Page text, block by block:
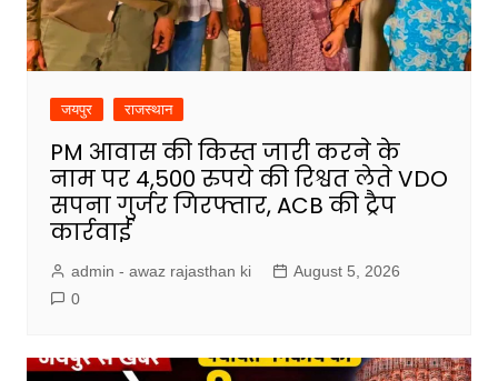
जयपुर राजस्थान
PM आवास की किस्त जारी करने के
नाम पर 4,500 रुपये की रिश्वत लेते VDO
सपना गुर्जर गिरफ्तार, ACB की ट्रैप
कार्रवाई
admin - awaz rajasthan ki
August 5, 2026
0